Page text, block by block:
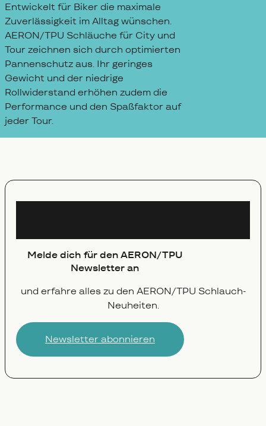
Entwickelt für Biker die maximale
Zuverlässigkeit im Alltag wünschen.
AERON/TPU Schläuche für City und
Tour zeichnen sich durch optimierten
Pannenschutz aus. Ihr geringes
Gewicht und der niedrige
Rollwiderstand erhöhen zudem die
Performance und den Spaßfaktor auf
jeder Tour.
Melde dich für den AERON/TPU
Newsletter an
und erfahre alles zu den AERON‍/‍TPU Schlauch-
Neuheiten.
Newsletter abonnieren